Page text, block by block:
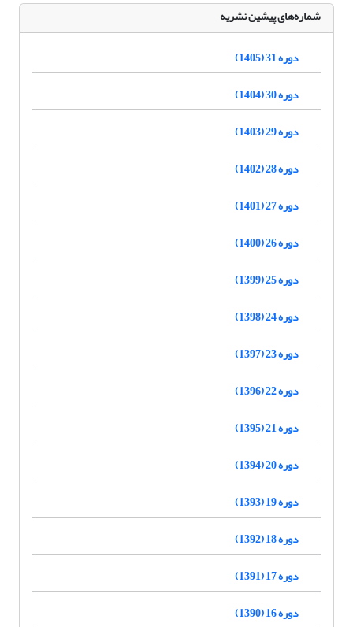
شماره‌های پیشین نشریه
دوره 31 (1405)
دوره 30 (1404)
دوره 29 (1403)
دوره 28 (1402)
دوره 27 (1401)
دوره 26 (1400)
دوره 25 (1399)
دوره 24 (1398)
دوره 23 (1397)
دوره 22 (1396)
دوره 21 (1395)
دوره 20 (1394)
دوره 19 (1393)
دوره 18 (1392)
دوره 17 (1391)
دوره 16 (1390)